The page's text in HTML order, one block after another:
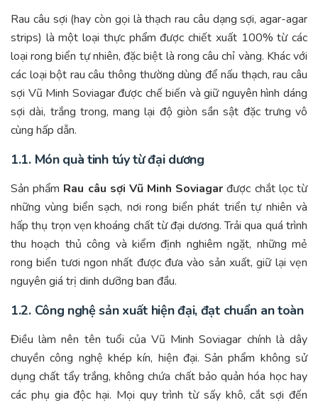
Rau câu sợi (hay còn gọi là thạch rau câu dạng sợi, agar-agar
strips) là một loại thực phẩm được chiết xuất 100% từ các
loại rong biển tự nhiên, đặc biệt là rong câu chỉ vàng. Khác với
các loại bột rau câu thông thường dùng để nấu thạch, rau câu
sợi Vũ Minh Soviagar được chế biến và giữ nguyên hình dáng
sợi dài, trắng trong, mang lại độ giòn sần sật đặc trưng vô
cùng hấp dẫn.
1.1. Món quà tinh túy từ đại dương
Sản phẩm Rau câu sợi Vũ Minh Soviagar được chắt lọc từ
những vùng biển sạch, nơi rong biển phát triển tự nhiên và
hấp thụ trọn vẹn khoáng chất từ đại dương. Trải qua quá trình
thu hoạch thủ công và kiểm định nghiêm ngặt, những mẻ
rong biển tươi ngon nhất được đưa vào sản xuất, giữ lại vẹn
nguyên giá trị dinh dưỡng ban đầu.
1.2. Công nghệ sản xuất hiện đại, đạt chuẩn an toàn
Điều làm nên tên tuổi của Vũ Minh Soviagar chính là dây
chuyền công nghệ khép kín, hiện đại. Sản phẩm không sử
dụng chất tẩy trắng, không chứa chất bảo quản hóa học hay
các phụ gia độc hại. Mọi quy trình từ sấy khô, cắt sợi đến